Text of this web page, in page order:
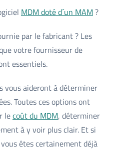
MDM doté d´un MAM ?
par le fabricant ? Les
votre fournisseur de
essentiels.
vous aideront à déterminer
Toutes ces options ont
lecoût du MDM, déterminer
à y voir plus clair. Et si
êtes certainement déjà